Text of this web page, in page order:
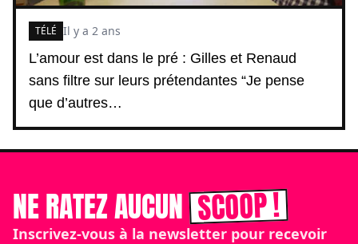
L’amour est dans le pré : Gilles et Renaud
sans filtre sur leurs prétendantes “Je pense
que d’autres…
TÉLÉ Il y a 2 ans
NE RATEZ AUCUNSCOOP !
Inscrivez-vous à la newsletter pour recevoir